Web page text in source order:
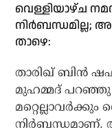
വെള്ളിയാഴ്ച
നിര്‍ബന്ധമില്ല;
താഴെ:
താരിഖ് ബിന്‍
മുഹമ്മദ് പറഞ്ഞു
നിര്‍ബന്ധമാണ്.